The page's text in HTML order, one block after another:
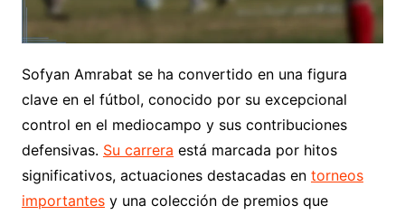
Sofyan Amrabat se ha convertido en una figura
clave en el fútbol, conocido por su excepcional
control en el mediocampo y sus contribuciones
defensivas. Su carrera está marcada por hitos
significativos, actuaciones destacadas en torneos
importantesy una colección de premios que